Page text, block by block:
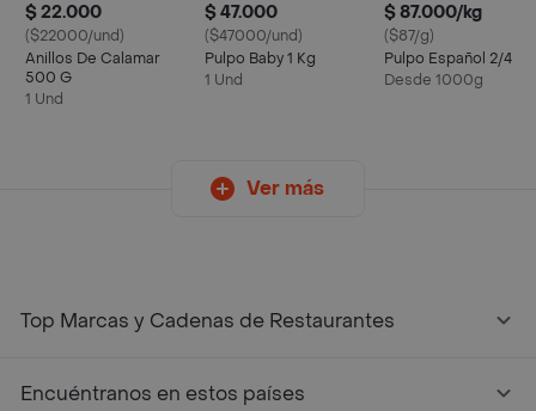
$ 22.000
($22000/und)
Anillos De Calamar
500 G
1 Und
$ 47.000
($47000/und)
Pulpo Baby 1 Kg
1 Und
$ 87.000/kg
($87/g)
Pulpo Español 2/4
Desde 1000g
Ver más
Top Marcas y Cadenas de Restaurantes
Encuéntranos en estos países